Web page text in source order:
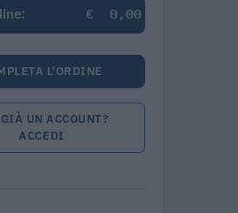
€ 0,00
L'ORDINE
UN ACCOUNT?
ACCEDI